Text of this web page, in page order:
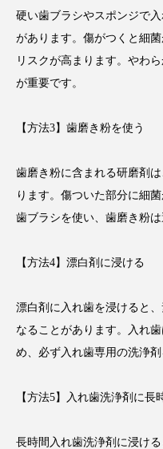
硬い歯ブラシやスポンジで
があります。傷がつくと細
リスクが高まります。やわ
が重要です。
【方法3】歯磨き粉を使う
歯磨き粉に含まれる研磨剤
ります。傷ついた部分に細
歯ブラシを使い、歯磨き粉
【方法4】漂白剤に浸ける
漂白剤に入れ歯を浸けると
なることがあります。入れ
め、必ず入れ歯専用の洗浄剤
【方法5】入れ歯洗浄剤に長
長時間入れ歯洗浄剤に浸け